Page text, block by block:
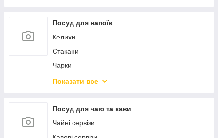
Форми для випікання
Силіконові форми
Ножі кухонні
Точила для ножів
Підставки та колоди для ножів
Сито, сушарки, друшляки
Тертки, овочерізки, подрібнювачі
Кавомолки
Кавоварки
Хлібниці
Посуд для напоїв
Келихи
Стакани
Чарки
Стопки
Глечики, графіни
Декантери
Штофи
Показати все
Посуд для чаю та кави
Чайні сервізи